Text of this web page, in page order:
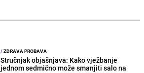
/ZDRAVA PROBAVA
Stručnjak objašnjava: Kako vježbanje
jednom sedmično može smanjiti salo na